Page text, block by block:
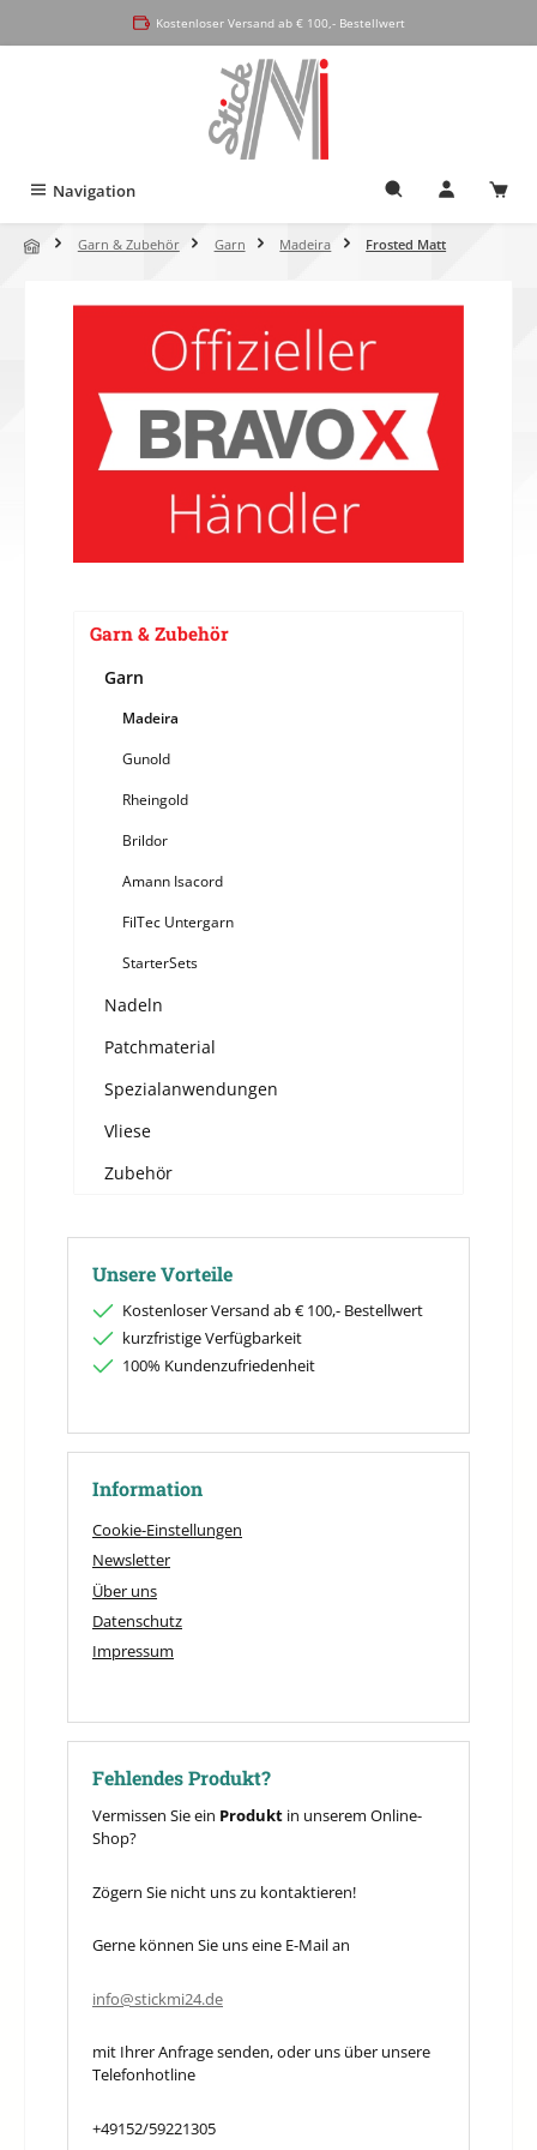
Kostenloser Versand ab € 100,- Bestellwert
Navigation
Garn & Zubehör Garn Madeira Frosted Matt
Garn & Zubehör
Garn
Madeira
Gunold
Rheingold
Brildor
Amann Isacord
FilTec Untergarn
StarterSets
Nadeln
Patchmaterial
Spezialanwendungen
Vliese
Zubehör
Unsere Vorteile
Kostenloser Versand ab € 100,- Bestellwert
kurzfristige Verfügbarkeit
100% Kundenzufriedenheit
Information
Cookie-Einstellungen
Newsletter
Über uns
Datenschutz
Impressum
Fehlendes Produkt?
Vermissen Sie ein Produkt in unserem Online-
Shop?
Zögern Sie nicht uns zu kontaktieren!
Gerne können Sie uns eine E-Mail an
info@stickmi24.de
mit Ihrer Anfrage senden, oder uns über unsere
Telefonhotline
+49152/59221305